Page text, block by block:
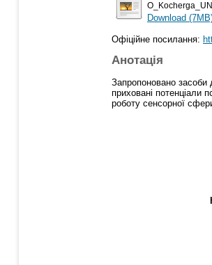
Download
Офіційне посилання:
Анотація
Запропоновано засоби
приховані потенціали
роботу сенсорної